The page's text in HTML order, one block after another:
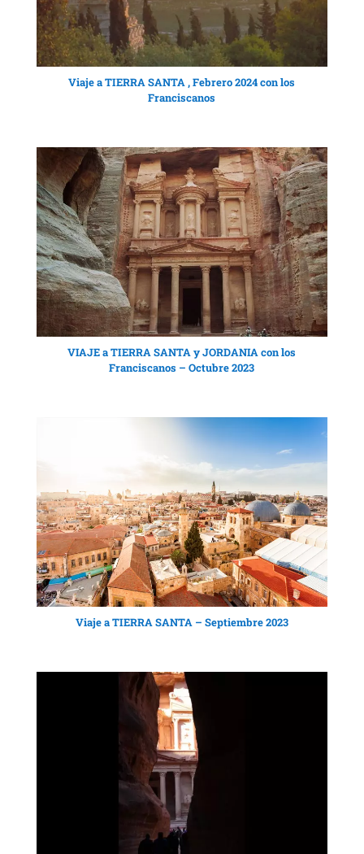
Viaje a TIERRA SANTA , Febrero 2024 con los
Franciscanos
VIAJE a TIERRA SANTA y JORDANIA con los
Franciscanos – Octubre 2023
Viaje a TIERRA SANTA – Septiembre 2023